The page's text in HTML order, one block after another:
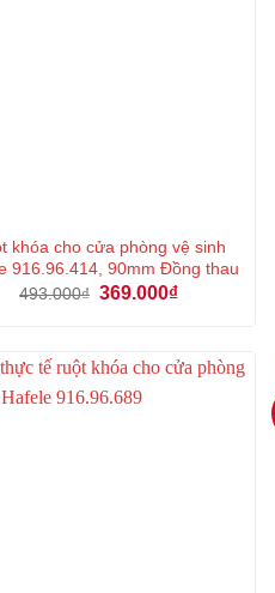
khóa cho cửa phòng vệ sinh
916.96.414, 90mm Đồng thau
493.000₫ Giá
369.000₫Giá
369.000₫.